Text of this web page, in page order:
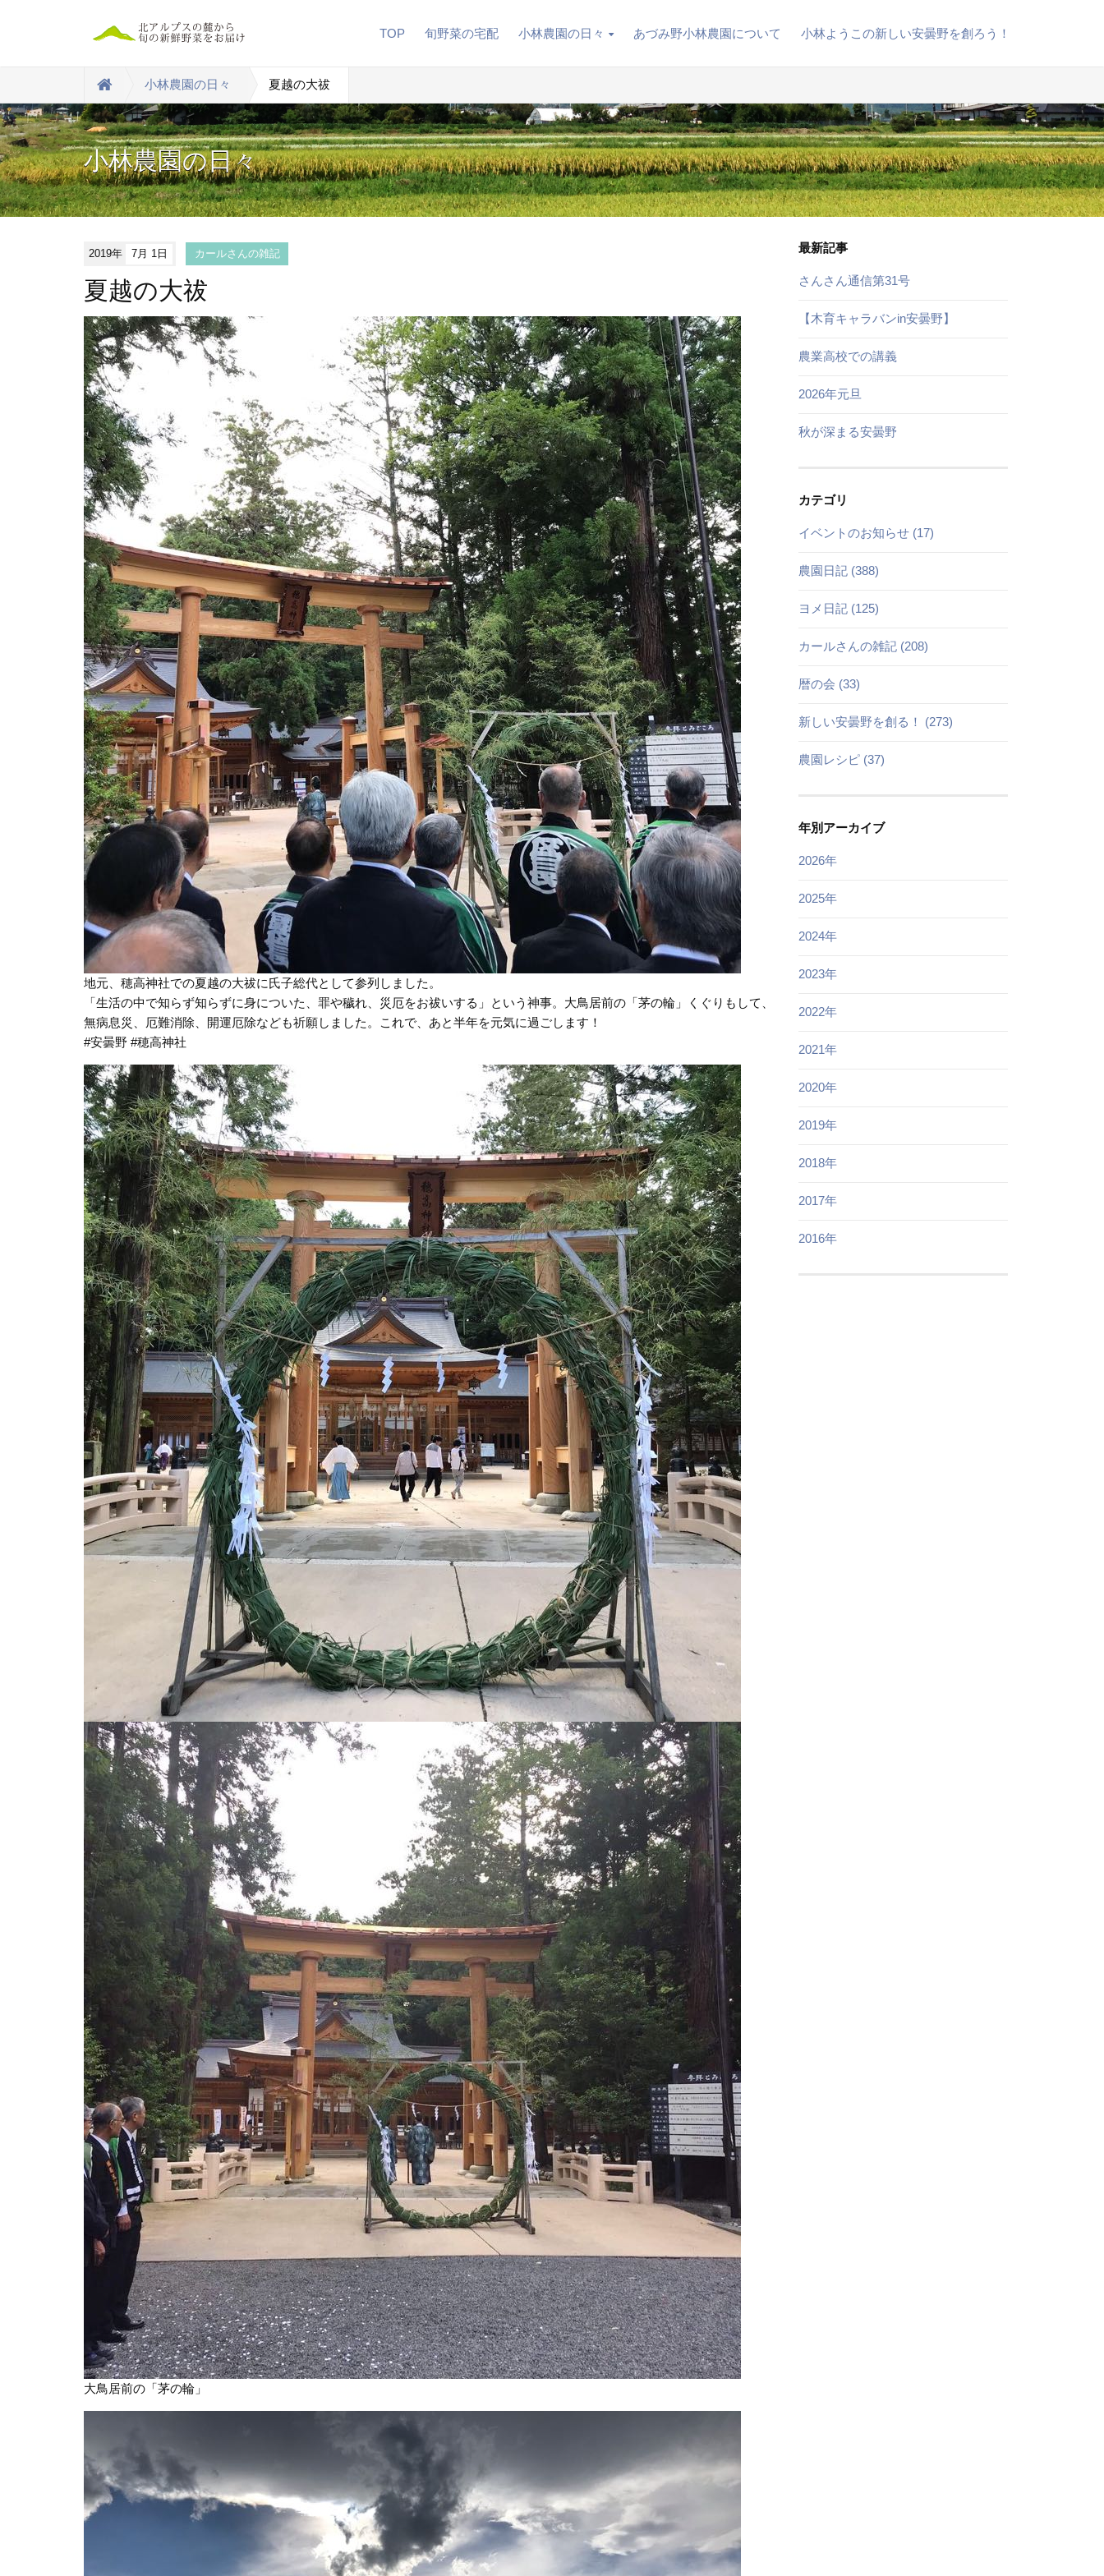
TOP 旬野菜の宅配 小林農園の日々 あづみ野小林農園について 小林ようこの新しい安曇野を創ろう！
小林農園の日々 夏越の大祓
小林農園の日々
2019年 7月 1日 カールさんの雑記
夏越の大祓
地元、穂高神社での夏越の大祓に氏子総代として参列しました。
「生活の中で知らず知らずに身についた、罪や穢れ、災厄をお祓いする」という神事。大鳥居前の「茅の輪」くぐりもして、
無病息災、厄難消除、開運厄除なども祈願しました。これで、あと半年を元気に過ごします！
#安曇野 #穂高神社
大鳥居前の「茅の輪」
最新記事
さんさん通信第31号
【木育キャラバンin安曇野】
農業高校での講義
2026年元旦
秋が深まる安曇野
カテゴリ
イベントのお知らせ (17)
農園日記 (388)
ヨメ日記 (125)
カールさんの雑記 (208)
暦の会 (33)
新しい安曇野を創る！ (273)
農園レシピ (37)
年別アーカイブ
2026年
2025年
2024年
2023年
2022年
2021年
2020年
2019年
2018年
2017年
2016年